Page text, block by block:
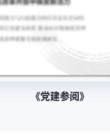
《党建参阅》